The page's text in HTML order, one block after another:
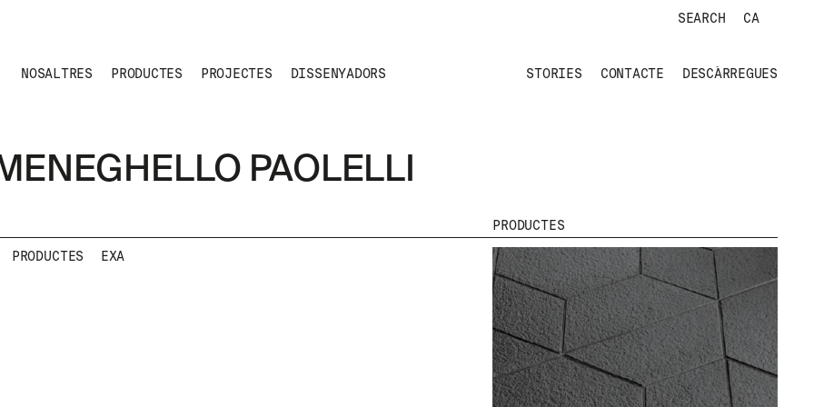
SEARCH CA
NOSALTRES PRODUCTES PROJECTES DISSENYADORS STORIES CONTACTE DESCÀRREGUES
PAOLELLI
PRODUCTES EXA
PRODUCTES